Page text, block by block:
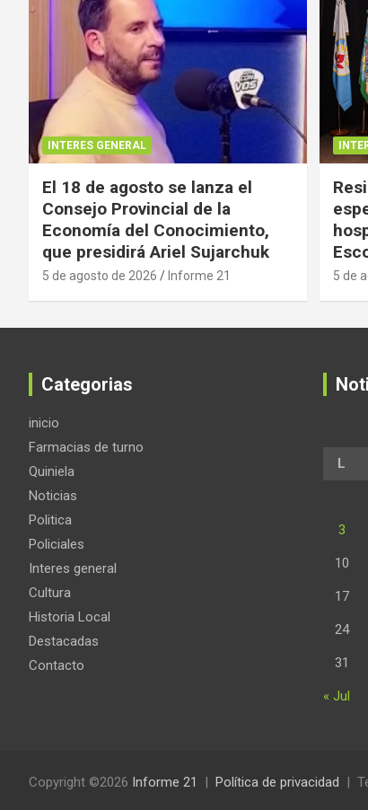
INTERES GENERAL
El 18 de agosto se lanza el
Consejo Provincial de la
Economía del Conocimiento,
que presidirá Ariel Sujarchuk
5 de agosto de 2026 Informe 21 5 de
Categorias
inicio
Farmacias de turno
Quiniela
Noticias
Politica
Policiales
Interes general
Cultura
Historia Local
Destacadas
Contacto
L
3
10
17
24
31
« Jul
Copyright ©2026 Informe 21 Política de privacidad